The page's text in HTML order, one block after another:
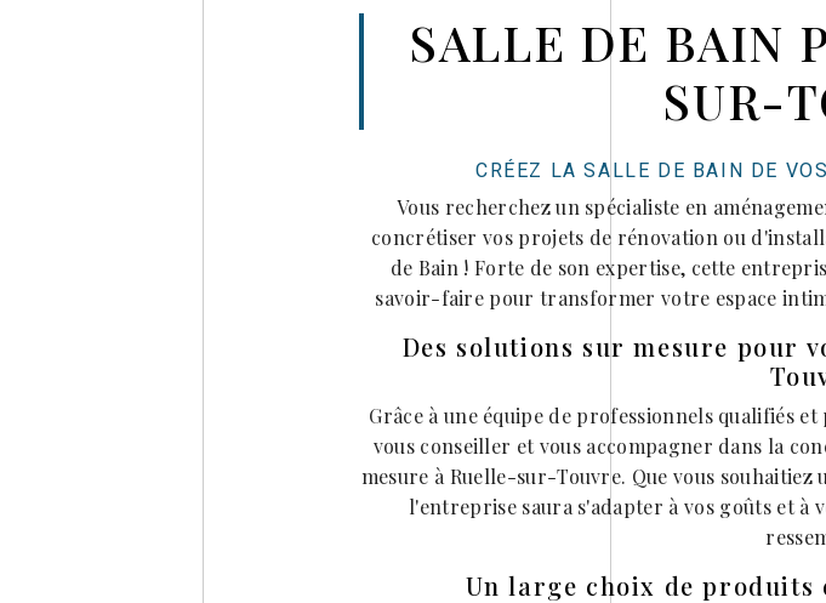
SALLE DE BAIN
SUR-
CRÉEZ LA SALLE DE BAIN DE
Vous recherchez un spécialiste en
concrétiser vos projets de rénovation ou
de Bain ! Forte de son expertise, cette
savoir-faire pour transformer votre espace
Des solutions sur mesure pour
Grâce à une équipe de professionnels qualifiés
vous conseiller et vous accompagner dans la
mesure à Ruelle-sur-Touvre. Que vous souhaitiez
l'entreprise saura s'adapter à vos goûts et à
Un large choix de produits